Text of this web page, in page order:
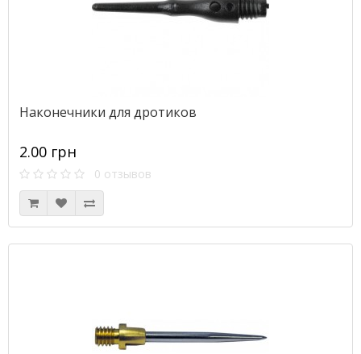
Наконечники для дротиков
2.00 грн
0 отзывов